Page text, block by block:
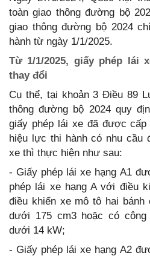
toàn giao thông đường bộ
giao thông đường bộ 2024
hành từ ngày 1/1/2025.
Từ 1/1/2025, giấy phép lái
thay đổi
Cụ thể, tại khoản 3 Điều 89
thông đường bộ 2024 quy
giấy phép lái xe đã được
hiệu lực thi hành có nhu cầu
xe thì thực hiện như sau:
- Giấy phép lái xe hạng A1
phép lái xe hạng A với điều
điều khiển xe mô tô hai bánh
dưới 175 cm3 hoặc có
dưới 14 kW;
- Giấy phép lái xe hạng A2